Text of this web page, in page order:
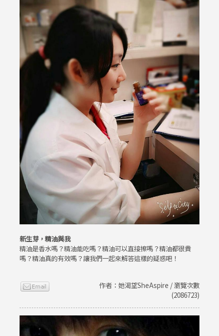
新生芽，精油與我
精油是香水嗎？精油能吃嗎？精油可以直接擦嗎？精油都很貴
嗎？精油真的有效嗎？讓我們一起來解答這樣的疑惑吧！
作者：她渴望SheAspire / 瀏覽次數
(2086723)